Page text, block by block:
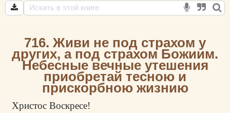
Тематическое
Семья и здоровье
716. Живи не под страхом у
других, а под страхом Божиим.
Небесные вечные утешения
приобретай тесною и
прискорбною жизнию
Христос Воскресе!